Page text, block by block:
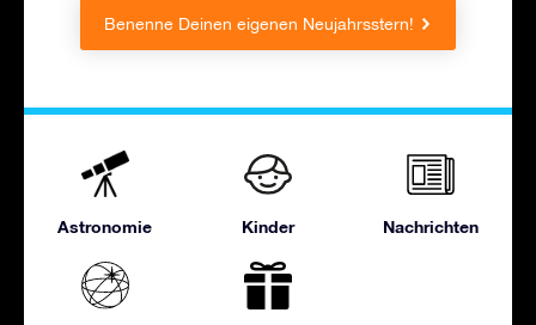
Benenne Deinen eigenen Neujahrsstern!
Astronomie Kinder Nachrichten